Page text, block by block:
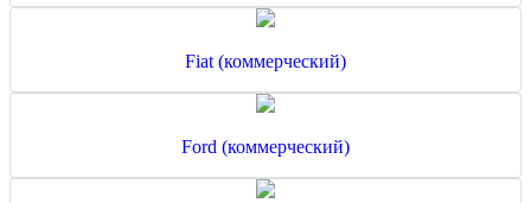
Fiat (коммерческий)
Ford (коммерческий)